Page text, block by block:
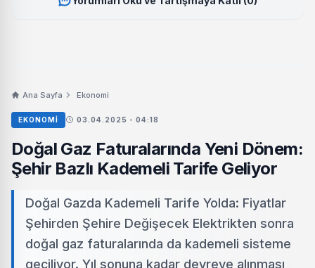
Ana Sayfa Ekonomi
EKONOMI 03.04.2025 - 04:18
Doğal Gaz Faturalarında Yeni Dönem:
Şehir Bazlı Kademeli Tarife Geliyor
Doğal Gazda Kademeli Tarife Yolda: Fiyatlar
Şehirden Şehire Değişecek Elektrikten sonra
doğal gaz faturalarında da kademeli sisteme
geçiliyor. Yıl sonuna kadar devreye alınması